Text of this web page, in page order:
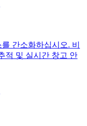
간소화하십시오. 비
적 및 실시간 창고 안